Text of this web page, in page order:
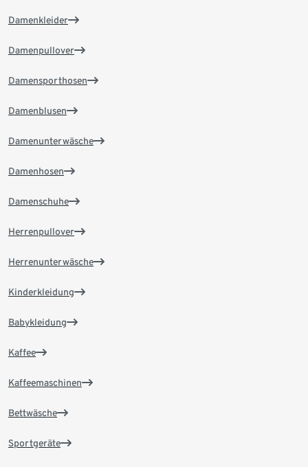
Damenkleider
Damenpullover
Damensporthosen
Damenblusen
Damenunterwäsche
Damenhosen
Damenschuhe
Herrenpullover
Herrenunterwäsche
Kinderkleidung
Babykleidung
Kaffee
Kaffeemaschinen
Bettwäsche
Sportgeräte